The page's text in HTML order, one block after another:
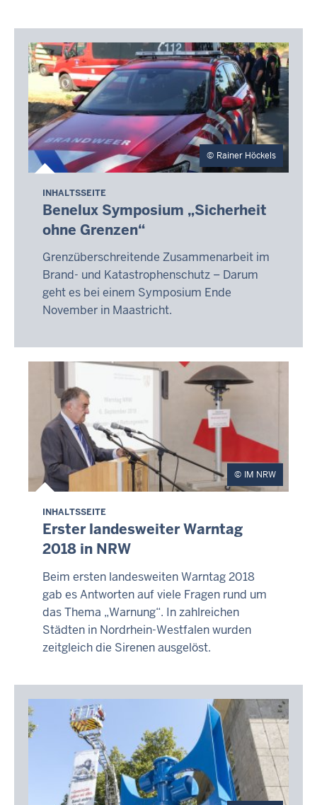
Rainer Höckels
INHALTSSEITE
Benelux Symposium „Sicherheit
ohne Grenzen“
Grenzüberschreitende Zusammenarbeit im
Brand- und Katastrophenschutz – Darum
geht es bei einem Symposium Ende
November in Maastricht.
IM NRW
INHALTSSEITE
Erster landesweiter Warntag
2018 in NRW
Beim ersten landesweiten Warntag 2018
gab es Antworten auf viele Fragen rund um
das Thema „Warnung“. In zahlreichen
Städten in Nordrhein-Westfalen wurden
zeitgleich die Sirenen ausgelöst.